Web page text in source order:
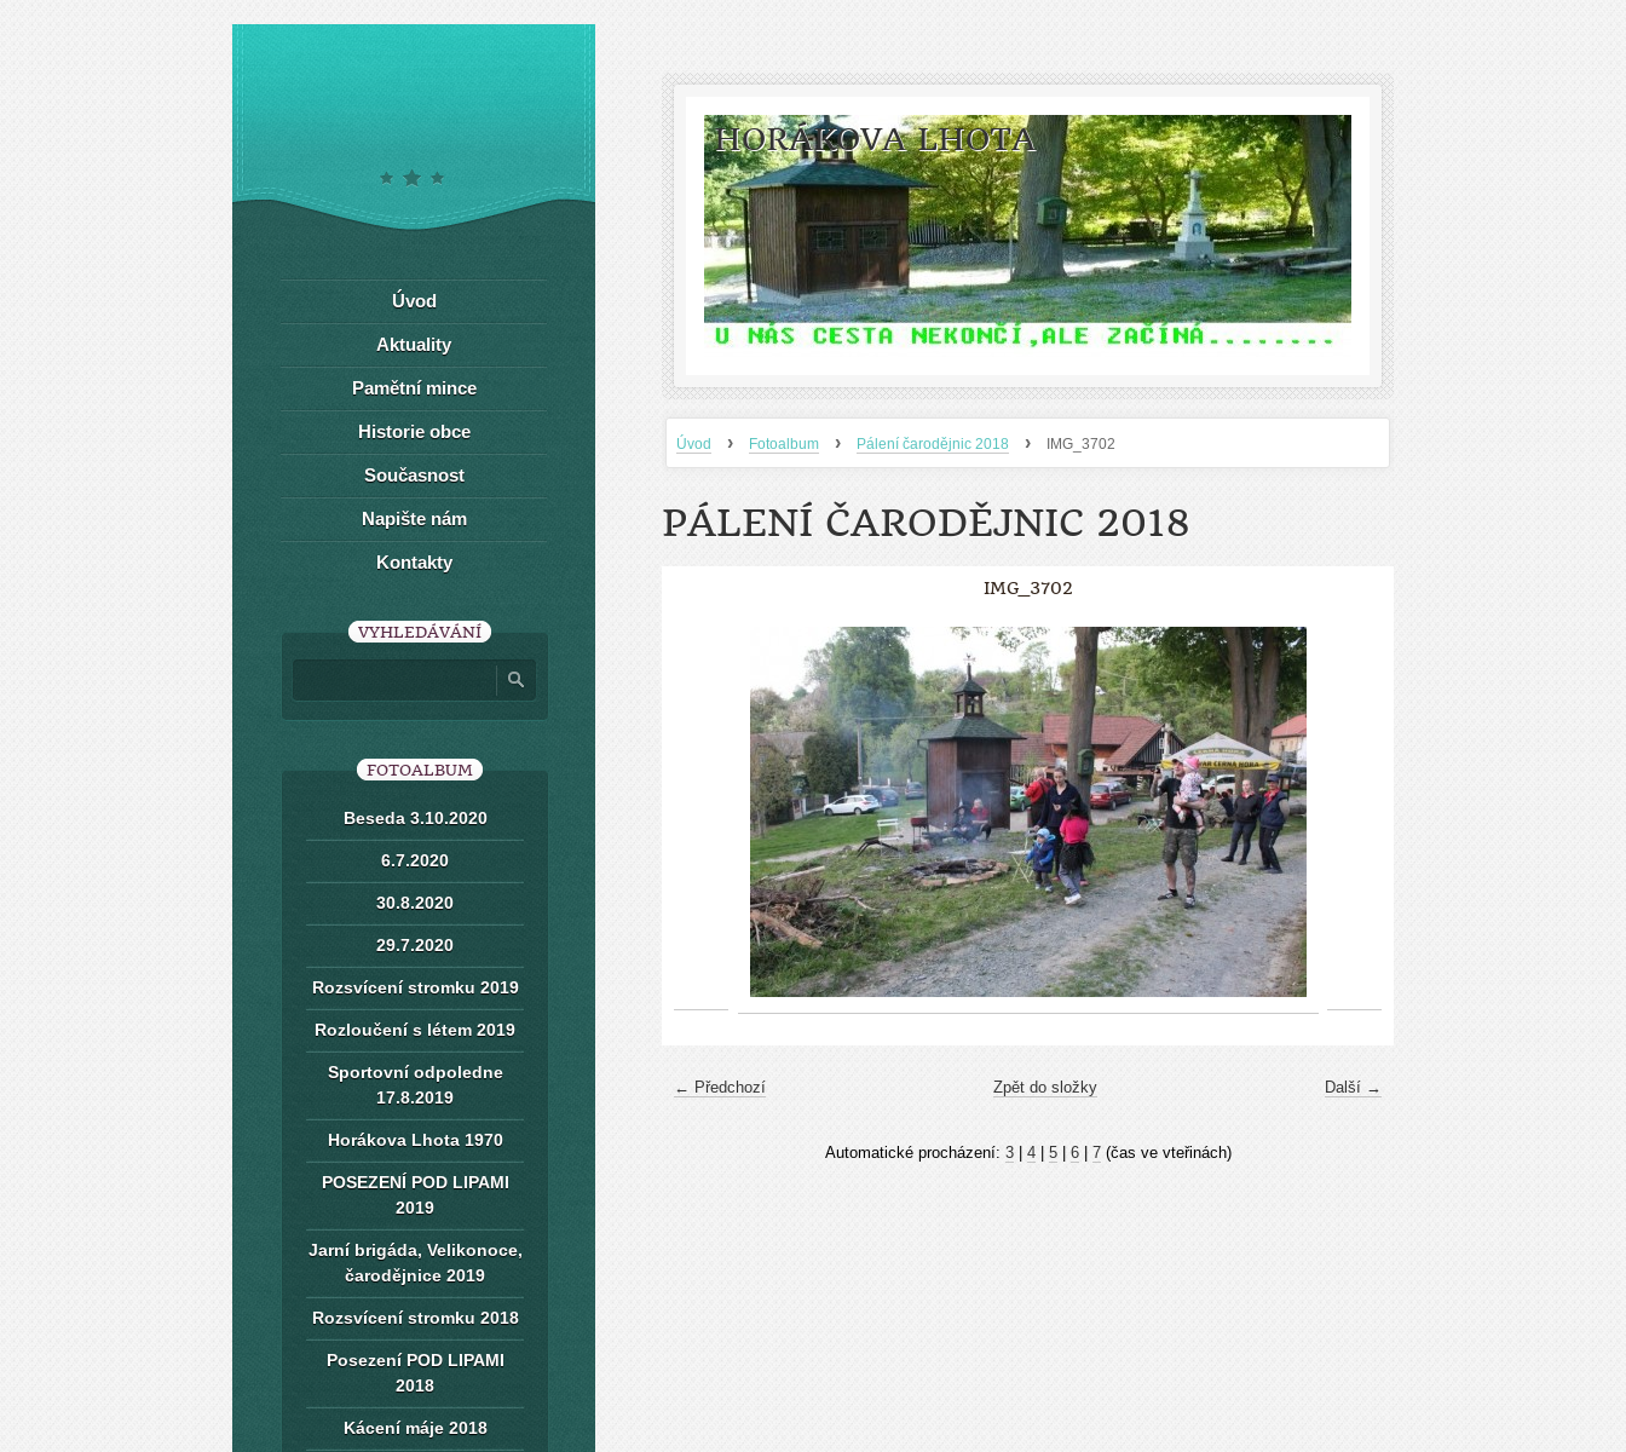
HORÁKOVA LHOTA
Úvod › Fotoalbum › Pálení čarodějnic 2018 › IMG_3702
PÁLENÍ ČARODĚJNIC 2018
IMG_3702
← Předchozí Další →
Zpět do složky
Automatické procházení: 3| 4| 5| 6| 7(čas ve vteřinách)
Úvod
Aktuality
Pamětní mince
Historie obce
Současnost
Napište nám
Kontakty
VYHLEDÁVÁNÍ
FOTOALBUM
Beseda 3.10.2020
6.7.2020
30.8.2020
29.7.2020
Rozsvícení stromku 2019
Rozloučení s létem 2019
Sportovní odpoledne
17.8.2019
Horákova Lhota 1970
POSEZENÍ POD LIPAMI
2019
Jarní brigáda, Velikonoce,
čarodějnice 2019
Rozsvícení stromku 2018
Posezení POD LIPAMI
2018
Kácení máje 2018